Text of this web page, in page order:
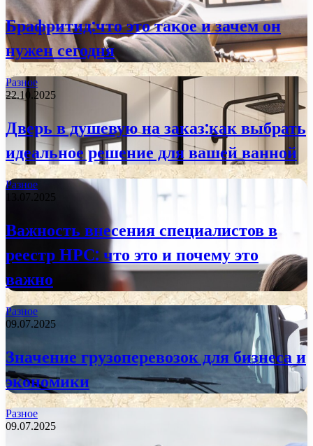
Брафритид:что это такое и зачем он
нужен сегодня
Разное
22.10.2025
Дверь в душевую на заказ:как выбрать
идеальное решение для вашей ванной
Разное
13.07.2025
Важность внесения специалистов в
реестр НРС: что это и почему это
важно
Разное
09.07.2025
Значение грузоперевозок для бизнеса и
экономики
Разное
09.07.2025